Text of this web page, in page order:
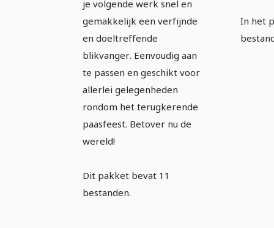
je volgende werk snel en
gemakkelijk een verfijnde
en doeltreffende
blikvanger. Eenvoudig aan
te passen en geschikt voor
allerlei gelegenheden
rondom het terugkerende
paasfeest. Betover nu de
wereld!
Dit pakket bevat 11
bestanden.
In het